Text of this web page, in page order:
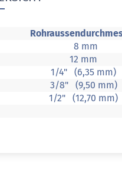
8 mm
12 mm
1/4" (6,35 mm)
3/8" (9,50 mm)
1/2" (12,70 mm)